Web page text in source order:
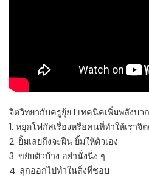
จิตวิทยากับครูยุ้ย l เทคนิคเพิ่มพลังบว
1. หยุดโฟกัสเรื่องหรือคนที่ทำให้เราจิ
2. ยิ้มเลยถึงจะฝืน ยิ้มให้ตัวเอง
3. ขยับตัวบ้าง อย่านั่งนิ่ง ๆ
4. ลุกออกไปทำในสิ่งที่ชอบ